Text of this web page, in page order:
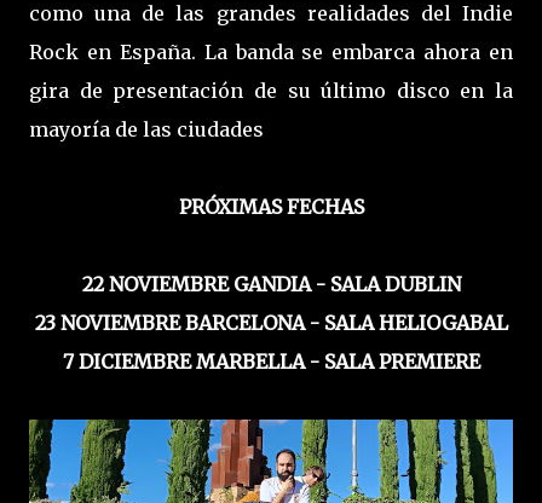
como una de las grandes realidades del Indie
Rock en España. La banda se embarca ahora en
gira de presentación de su último disco en la
mayoría de las ciudades
PRÓXIMAS FECHAS
22 NOVIEMBRE GANDIA - SALA DUBLIN
23 NOVIEMBRE BARCELONA - SALA HELIOGABAL
7 DICIEMBRE MARBELLA - SALA PREMIERE